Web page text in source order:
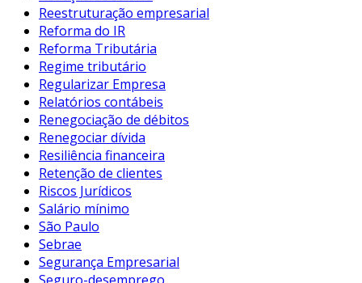
Reestruturação empresarial
Reforma do IR
Reforma Tributária
Regime tributário
Regularizar Empresa
Relatórios contábeis
Renegociação de débitos
Renegociar dívida
Resiliência financeira
Retenção de clientes
Riscos Jurídicos
Salário mínimo
São Paulo
Sebrae
Segurança Empresarial
Seguro-desemprego